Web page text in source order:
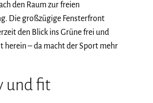
den Raum zur freien
Die großzügige Fensterfront
den Blick ins Grüne frei und
herein – da macht der Sport mehr
und fit